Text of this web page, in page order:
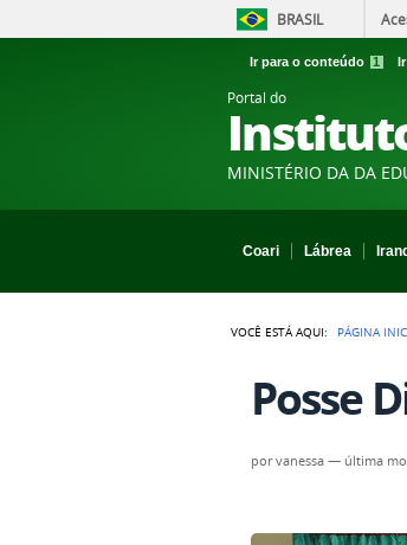
BRASIL
Ir para o conteúdo 1
Portal do
MINISTÉRIO DA DA
Coari
Lábrea
VOCÊ ESTÁ AQUI: PÁGINA
Posse
porvanessa— última